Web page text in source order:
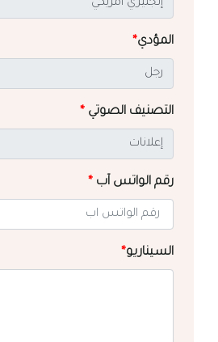
المؤدي*
التصنيف الصوتي *
رقم الواتس آب *
السيناريو*